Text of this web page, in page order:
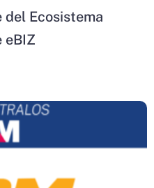
del Ecosistema
eBIZ